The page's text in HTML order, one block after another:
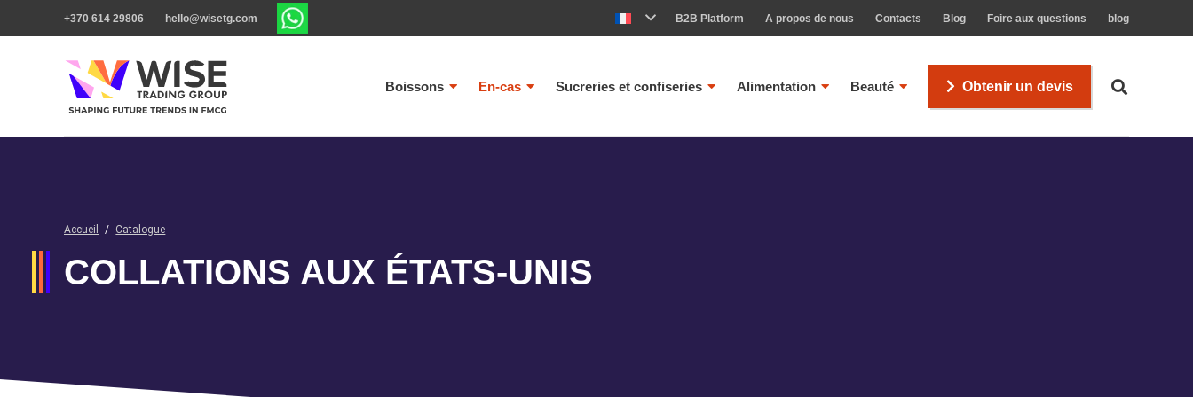
+370 614 29806 hello@wisetg.com B2B Platform A propos de nous Contacts Blog Foire aux questions blog
Boissons En-cas Sucreries et confiseries Alimentation Beauté Obtenir un devis
Accueil / Catalogue
COLLATIONS AUX ÉTATS-UNIS